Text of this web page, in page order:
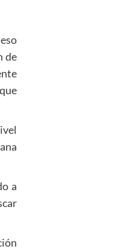
de
a